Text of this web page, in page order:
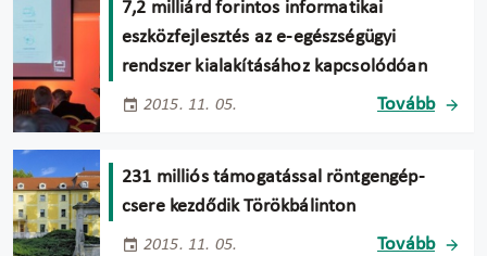
7,2 milliárd forintos informatikai
eszközfejlesztés az e-egészségügyi
rendszer kialakításához kapcsolódóan
2015. 11. 05. Tovább
231 milliós támogatással röntgengép-
csere kezdődik Törökbálinton
2015. 11. 05. Tovább